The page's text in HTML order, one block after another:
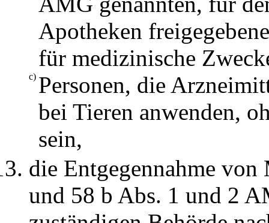
Apotheken
für medizinische
c) Personen, die
bei Tieren anwenden,
sein,
die Entgegennahme
und 58 b Abs. 1 und 2